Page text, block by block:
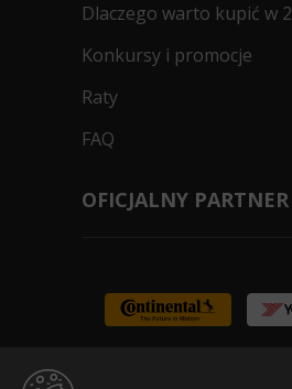
Dlaczego warto kupić w
Konkursy i promocje
Raty
FAQ
OFICJALNY PARTNER